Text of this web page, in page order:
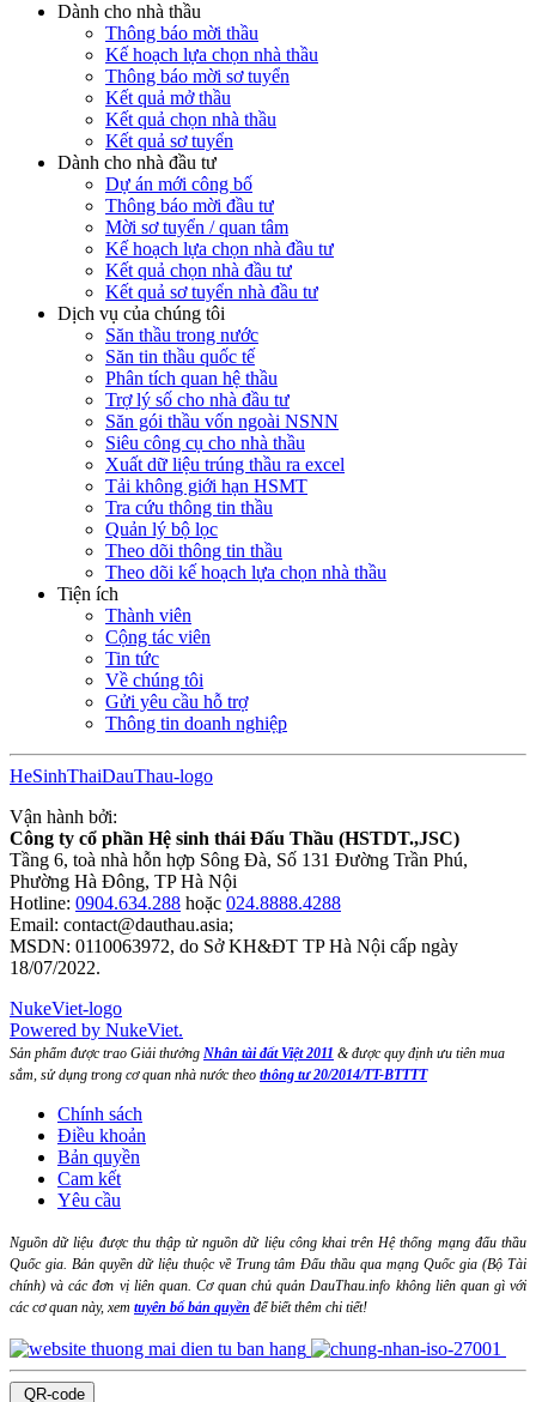
Dành cho nhà thầu
Thông báo mời thầu
Kế hoạch lựa chọn nhà thầu
Thông báo mời sơ tuyển
Kết quả mở thầu
Kết quả chọn nhà thầu
Kết quả sơ tuyển
Dành cho nhà đầu tư
Dự án mới công bố
Thông báo mời đầu tư
Mời sơ tuyển / quan tâm
Kế hoạch lựa chọn nhà đầu tư
Kết quả chọn nhà đầu tư
Kết quả sơ tuyển nhà đầu tư
Dịch vụ của chúng tôi
Săn thầu trong nước
Săn tin thầu quốc tế
Phân tích quan hệ thầu
Trợ lý số cho nhà đầu tư
Săn gói thầu vốn ngoài NSNN
Siêu công cụ cho nhà thầu
Xuất dữ liệu trúng thầu ra excel
Tải không giới hạn HSMT
Tra cứu thông tin thầu
Quản lý bộ lọc
Theo dõi thông tin thầu
Theo dõi kế hoạch lựa chọn nhà thầu
Tiện ích
Thành viên
Cộng tác viên
Tin tức
Về chúng tôi
Gửi yêu cầu hỗ trợ
Thông tin doanh nghiệp
HeSinhThaiDauThau-logo
Vận hành bởi:
Công ty cổ phần Hệ sinh thái Đấu Thầu (HSTDT.,JSC)
Tầng 6, toà nhà hỗn hợp Sông Đà, Số 131 Đường Trần Phú,
Phường Hà Đông, TP Hà Nội
Hotline: 0904.634.288 hoặc 024.8888.4288
Email: contact@dauthau.asia;
MSDN: 0110063972, do Sở KH&ĐT TP Hà Nội cấp ngày
18/07/2022.
NukeViet-logo
Powered by NukeViet.
Sản phẩm được trao Giải thưởng Nhân tài đất Việt 2011 & được quy định ưu tiên mua
sắm, sử dụng trong cơ quan nhà nước theo thông tư 20/2014/TT-BTTTT
Chính sách
Điều khoản
Bản quyền
Cam kết
Yêu cầu
Nguồn dữ liệu được thu thập từ nguồn dữ liệu công khai trên Hệ thống mạng đấu thầu
Quốc gia. Bản quyền dữ liệu thuộc về Trung tâm Đấu thầu qua mạng Quốc gia (Bộ Tài
chính) và các đơn vị liên quan. Cơ quan chủ quản DauThau.info không liên quan gì với
các cơ quan này, xem tuyên bố bản quyền để biết thêm chi tiết!
QR-code